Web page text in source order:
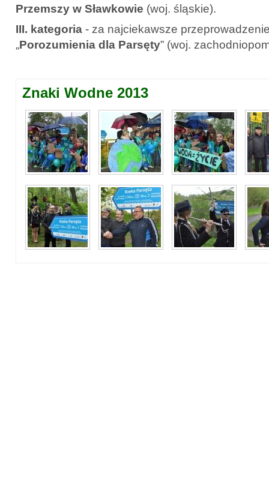
Przemszy w Sławkowie (woj. śląskie).
III. kategoria - za najciekawsze
„Porozumienia dla Parsęty” (woj.
Znaki Wodne 2013